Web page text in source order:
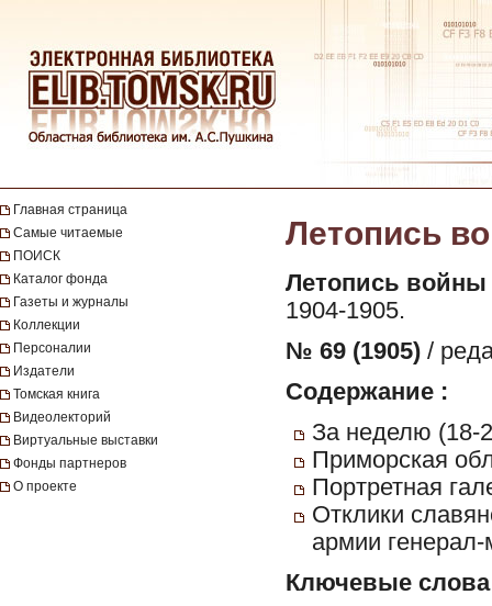
Главная страница
Самые читаемые
ПОИСК
Каталог фонда
Газеты и журналы
Коллекции
Персоналии
Издатели
Томская книга
Видеолекторий
Виртуальные выставки
Фонды партнеров
О проекте
Летопись
Летопись войны
1904-1905.
№ 69 (1905) /
Содержание :
За неделю (18-
Приморская
Портретная
Отклики
армии
Ключевые слова